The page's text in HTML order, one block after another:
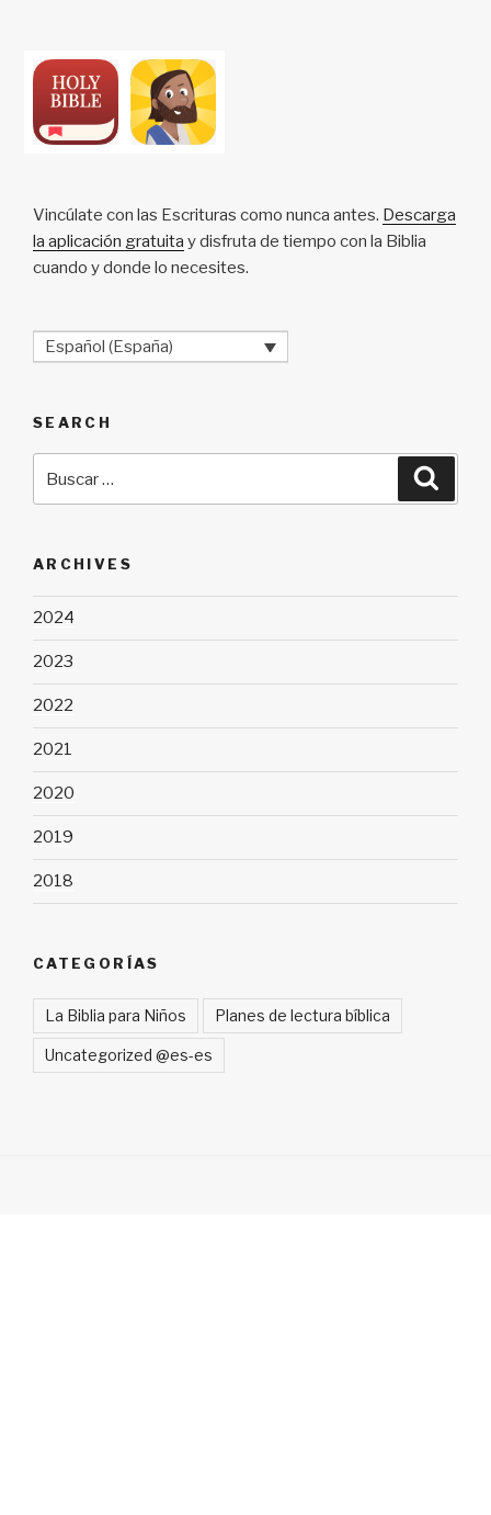
Vincúlate con las Escrituras como nunca antes. Descarga
la aplicación gratuita y disfruta de tiempo con la Biblia
cuando y donde lo necesites.
Español (España)
SEARCH
por:
ARCHIVES
2024
2023
2022
2021
2020
2019
2018
CATEGORÍAS
La Biblia para Niños Planes de lectura bíblica
Uncategorized @es-es